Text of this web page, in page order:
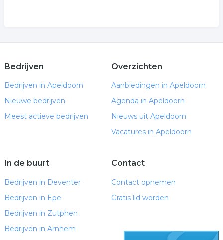
Bedrijven
Bedrijven in Apeldoorn
Nieuwe bedrijven
Meest actieve bedrijven
Overzichten
Aanbiedingen in Apeldoorn
Agenda in Apeldoorn
Nieuws uit Apeldoorn
Vacatures in Apeldoorn
In de buurt
Bedrijven in Deventer
Bedrijven in Epe
Bedrijven in Zutphen
Bedrijven in Arnhem
Contact
Contact opnemen
Gratis lid worden